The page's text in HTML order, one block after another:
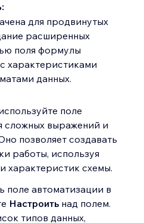
для продвинутых
расширенных
поля формулы
характеристиками
данных.
поле
сложных выражений и
позволяет создавать
работы, используя
характеристик схемы.
поле автоматизации в
Настроить над полем.
типов данных,